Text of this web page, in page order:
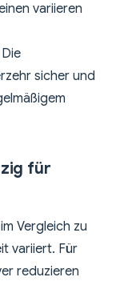
variieren
sicher und
für
Vergleich zu
variiert. Für
reduzieren